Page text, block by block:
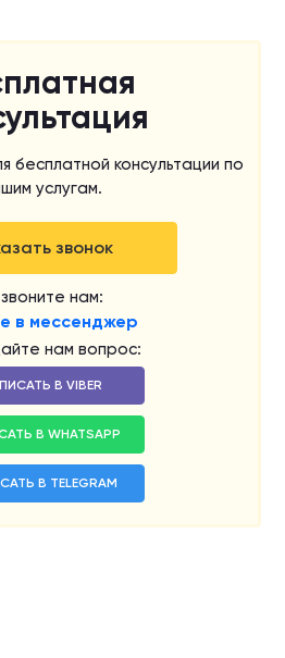
бесплатной консультации по
услугам.
звонок
нам:
в мессенджер
нам вопрос:
В VIBER
В WHATSAPP
В TELEGRAM